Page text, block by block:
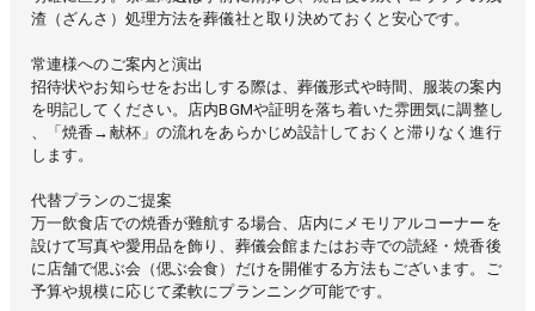
渣（ざんさ）処理方法を葬儀社と取り決めておくと安心です。
常連様へのご案内と演出
招待状やお知らせをお出しする際は、葬儀形式や時間、服装の案内
を明記してください。店内BGMや証明を落ち着いた雰囲気に調整し
、「焼香→献杯」の流れをあらかじめ設計しておくと滞りなく進行
します。
代替プランのご提案
万一飲食店での焼香が難航する場合、店内にメモリアルコーナーを
設けて写真や愛用品を飾り、葬儀会館またはお寺での読経・焼香後
に店舗で偲ぶ会（偲ぶ会食）だけを開催する方法もございます。ご
予算や規模に応じて柔軟にプランニング可能です。